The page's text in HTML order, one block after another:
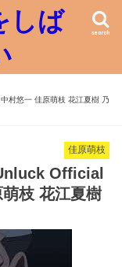
しば
search
村悠一 佳原萌枝 花江夏樹 乃
佳原萌枝
Official
枝 花江夏樹